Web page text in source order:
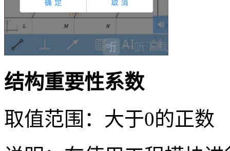
结构重要性系数
取值范围：大于0的正数